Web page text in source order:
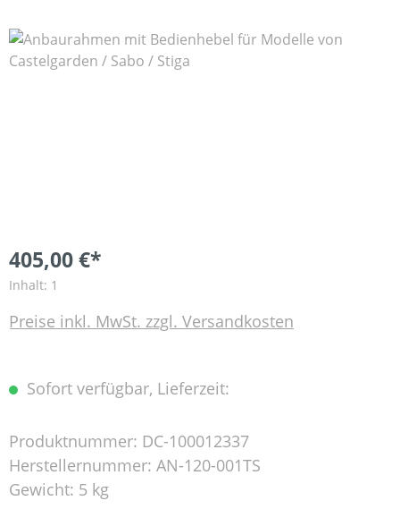
Bildergalerie überspringen
405,00 €*
Inhalt: 1
Preise inkl. MwSt. zzgl. Versandkosten
Sofort verfügbar, Lieferzeit:
Produktnummer: DC-100012337
Herstellernummer: AN-120-001TS
Gewicht: 5 kg